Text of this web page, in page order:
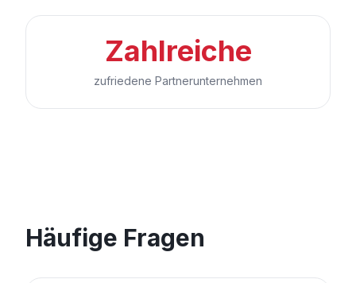
Zahlreiche
zufriedene Partnerunternehmen
Häufige Fragen